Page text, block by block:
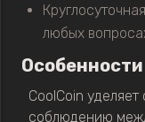
любых
CoolCoin
соблюдению